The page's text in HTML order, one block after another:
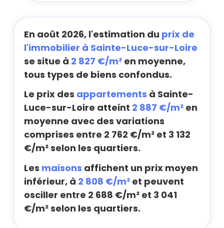
En août 2026, l'estimation du prix de
l'immobilier à Sainte-Luce-sur-Loire
se situe à 2 827 €/m² en moyenne,
tous types de biens confondus.
Le prix des appartements à Sainte-
Luce-sur-Loire atteint 2 887 €/m² en
moyenne avec des variations
comprises entre 2 762 €/m² et 3 132
€/m² selon les quartiers.
Les maisons affichent un prix moyen
inférieur, à 2 808 €/m² et peuvent
osciller entre 2 688 €/m² et 3 041
€/m² selon les quartiers.